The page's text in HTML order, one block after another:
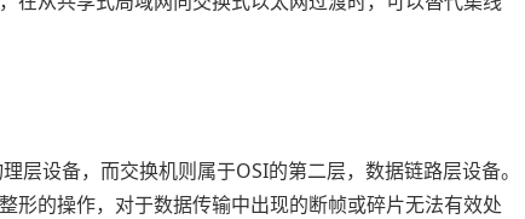
层设备，而交换机则属于OSI的第二层，数据链路层设备。
形的操作，对于数据传输中出现的断帧或碎片无法有效处